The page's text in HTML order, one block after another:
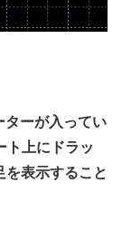
ーが入ってい
ト上にドラッ
を表示すること